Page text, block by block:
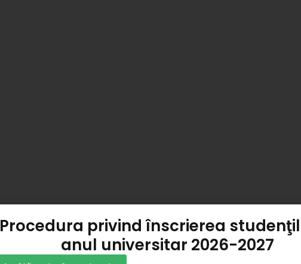
Procedura privind înscrierea
anul universitar 2026-2027